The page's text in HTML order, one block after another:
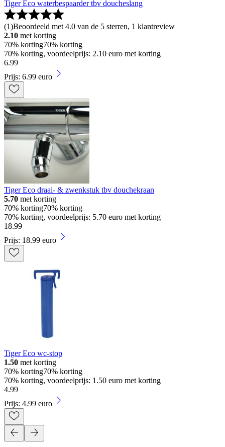
Tiger Eco waterbespaarder tbv doucheslang
(1)Beoordeeld met 4.0 van de 5 sterren, 1 klantreview
2.10 met korting
70% korting70% korting
70% korting, voordeelprijs: 2.10 euro met korting
6.99
Prijs: 6.99 euro
Tiger Eco draai- & zwenkstuk tbv douchekraan
5.70 met korting
70% korting70% korting
70% korting, voordeelprijs: 5.70 euro met korting
18.99
Prijs: 18.99 euro
Tiger Eco wc-stop
1.50 met korting
70% korting70% korting
70% korting, voordeelprijs: 1.50 euro met korting
4.99
Prijs: 4.99 euro